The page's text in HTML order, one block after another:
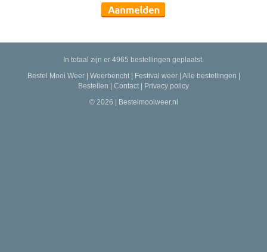
In totaal zijn er 4965 bestellingen geplaatst.
Bestel Mooi Weer| Weerbericht| Festival weer| Alle bestellingen
Bestellen
Contact
Privacy policy
© 2026 | Bestelmooiweer.nl